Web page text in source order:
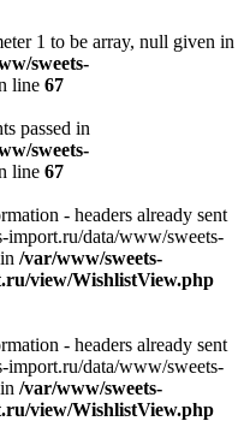
1 to be array, null given in
sweets-
line 67
passed in
sweets-
line 67
- headers already sent
import.ru/data/www/sweets-
/var/www/sweets-
view/WishlistView.php
- headers already sent
import.ru/data/www/sweets-
/var/www/sweets-
view/WishlistView.php